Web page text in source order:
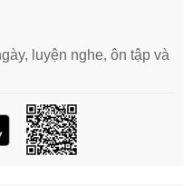
luyện nghe, ôn tập và